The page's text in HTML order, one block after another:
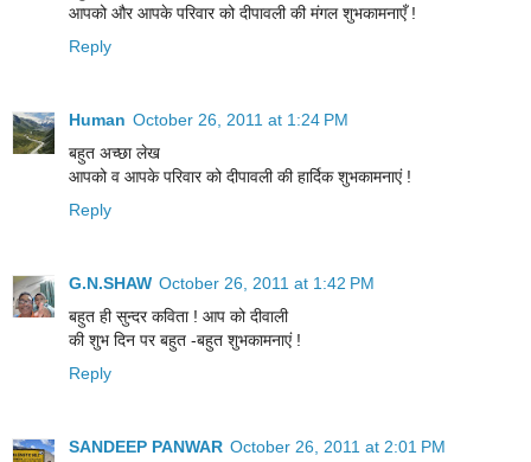
आपको और आपके परिवार को दीपावली की मंगल शुभकामनाएँ !
Reply
Human October 26, 2011 at 1:24 PM
बहुत अच्छा लेख
आपको व आपके परिवार को दीपावली की हार्दिक शुभकामनाएं !
Reply
G.N.SHAW October 26, 2011 at 1:42 PM
बहुत ही सुन्दर कविता ! आप को दीवाली
की शुभ दिन पर बहुत -बहुत शुभकामनाएं !
Reply
SANDEEP PANWAR October 26, 2011 at 2:01 PM